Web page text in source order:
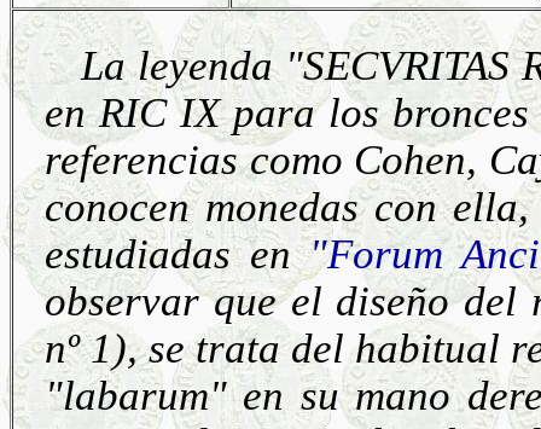
La leyenda "SECVRITAS
en RIC IX para los
referencias como Cohen,
conocen monedas con
estudiadas en"Forum
observar que el diseño del
nº 1), se trata del habitual
"labarum" en su mano